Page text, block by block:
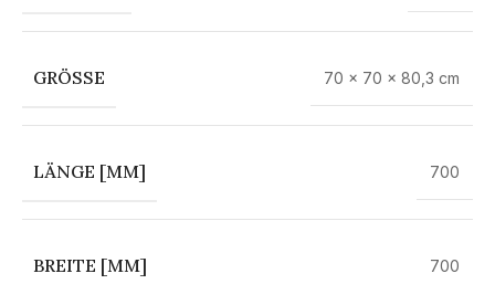
GRÖSSE 70 × 70 × 80,3 cm
LÄNGE [MM] 700
BREITE [MM] 700